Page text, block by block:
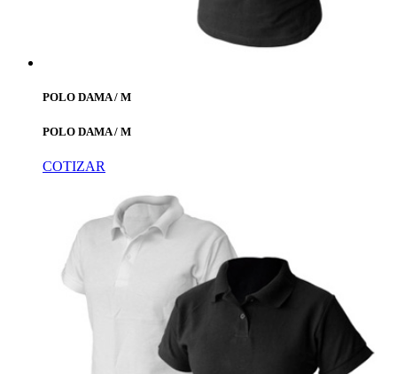
POLO DAMA / M
POLO DAMA / M
COTIZAR